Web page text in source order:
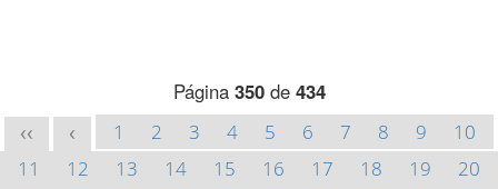
Página 350de 434
<< < 1 2 3 4 5 6 7 8 9
10
11
12 13 14 15 16 17 18 19
20